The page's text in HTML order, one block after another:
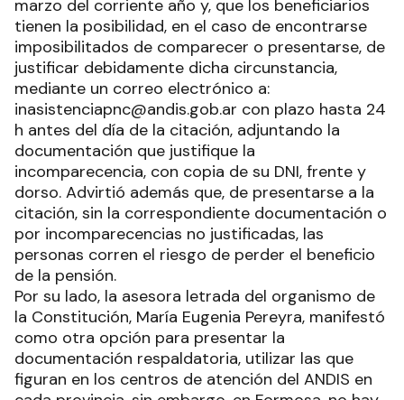
marzo del corriente año y, que los beneficiarios
tienen la posibilidad, en el caso de encontrarse
imposibilitados de comparecer o presentarse, de
justificar debidamente dicha circunstancia,
mediante un correo electrónico a:
inasistenciapnc@andis.gob.ar con plazo hasta 24
h antes del día de la citación, adjuntando la
documentación que justifique la
incomparecencia, con copia de su DNI, frente y
dorso. Advirtió además que, de presentarse a la
citación, sin la correspondiente documentación o
por incomparecencias no justificadas, las
personas corren el riesgo de perder el beneficio
de la pensión.
Por su lado, la asesora letrada del organismo de
la Constitución, María Eugenia Pereyra, manifestó
como otra opción para presentar la
documentación respaldatoria, utilizar las que
figuran en los centros de atención del ANDIS en